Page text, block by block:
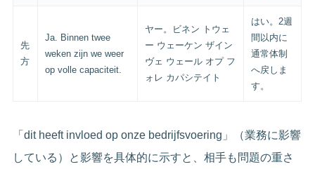
先
方
Ja. Binnen twee
weken zijn we weer
op volle capaciteit.
ヤー。ビネン トウェ
ー ウェーケン ザイン
ヴェ ウェール オプ フ
ォレ カパシテイト
はい。2週
間以内に
通常体制
へ戻しま
す。
「dit heeft invloed op onze bedrijfsvoering」（業務に影響
している）と影響を具体的に示すと、相手も問題の重さ